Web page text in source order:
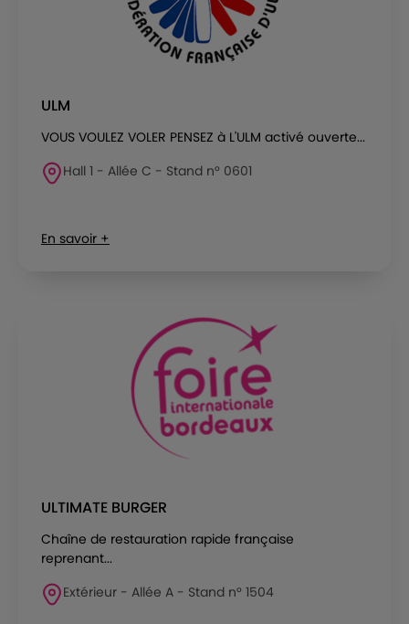
ULM
VOUS VOULEZ VOLER PENSEZ à L'ULM activé ouverte...
Hall 1 - Allée C - Stand n° 0601
En savoir +
ULTIMATE BURGER
Chaîne de restauration rapide française
reprenant...
Extérieur - Allée A - Stand n° 1504